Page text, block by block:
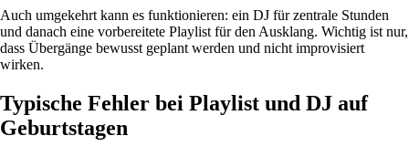
Auch umgekehrt kann es funktionieren: ein DJ für zentrale Stunden
und danach eine vorbereitete Playlist für den Ausklang. Wichtig ist nur,
dass Übergänge bewusst geplant werden und nicht improvisiert
wirken.
Typische Fehler bei Playlist und DJ auf
Geburtstagen